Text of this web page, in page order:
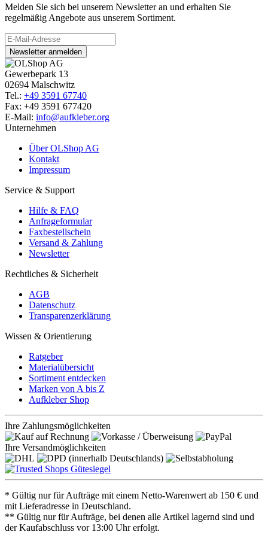
Melden Sie sich bei unserem Newsletter an und erhalten Sie
regelmäßig Angebote aus unserem Sortiment.
Newsletter anmelden
Gewerbepark 13
02694 Malschwitz
Tel.: +49 3591 67740
Fax: +49 3591 677420
E-Mail: info@aufkleber.org
Unternehmen
Über OLShop AG
Kontakt
Impressum
Service & Support
Hilfe & FAQ
Anfrageformular
Faxbestellschein
Versand & Zahlung
Newsletter
Rechtliches & Sicherheit
AGB
Datenschutz
Transparenzerklärung
Wissen & Orientierung
Ratgeber
Materialübersicht
Sortiment entdecken
Marken von A bis Z
Aufkleber Shop
Ihre Zahlungsmöglichkeiten
Ihre Versandmöglichkeiten
* Gültig nur für Aufträge mit einem Netto-Warenwert ab 150 € und
mit Lieferadresse in Deutschland.
** Gültig nur für Aufträge, bei denen alle Artikel lagernd sind und
der Kaufabschluss vor 13:00 Uhr erfolgt.